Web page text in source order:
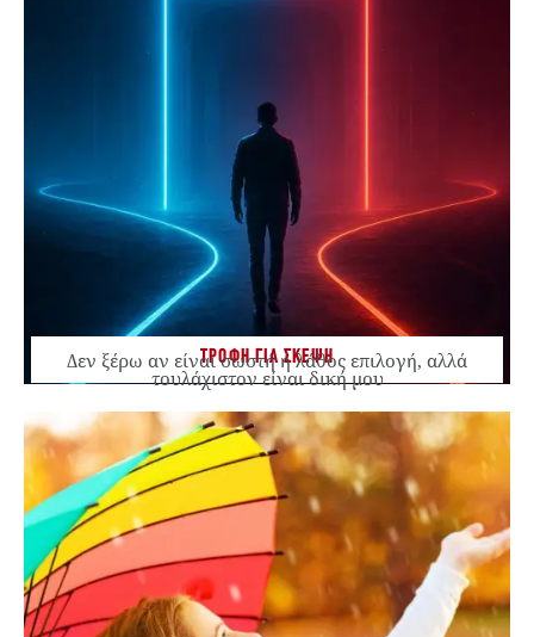
ΤΡΟΦΗ ΓΙΑ ΣΚΕΨΗ
Δεν ξέρω αν είναι σωστή ή λάθος επιλογή, αλλά
τουλάχιστον είναι δική μου